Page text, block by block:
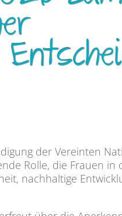
der Vereinten
Rolle, die Frauen
nachhaltige